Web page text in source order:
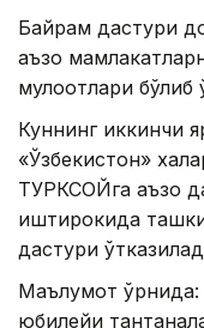
Байрам дастури
аъзо
мулоқотлари бўлиб
Куннинг иккинчи
«Ўзбекистон»
ТУРКСОЙга аъзо
иштирокида
дастури
Маълумот
юбилейи